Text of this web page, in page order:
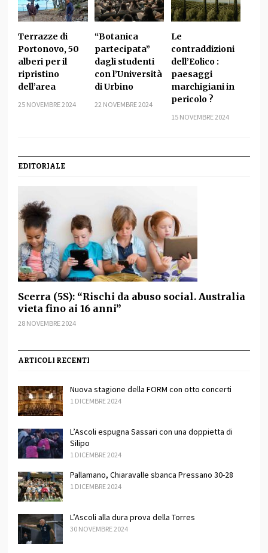
Terrazze di
Portonovo, 50
alberi per il
ripristino
dell’area
25 NOVEMBRE 2024
“Botanica
partecipata”
dagli studenti
con l’Università
di Urbino
22 NOVEMBRE 2024
Le
contraddizioni
dell’Eolico :
paesaggi
marchigiani in
pericolo ?
15 NOVEMBRE 2024
EDITORIALE
Scerra (5S): “Rischi da abuso social. Australia
vieta fino ai 16 anni”
28 NOVEMBRE 2024
ARTICOLI RECENTI
Nuova stagione della FORM con otto concerti
1 DICEMBRE 2024
L’Ascoli espugna Sassari con una doppietta di
Silipo
1 DICEMBRE 2024
Pallamano, Chiaravalle sbanca Pressano 30-28
1 DICEMBRE 2024
L’Ascoli alla dura prova della Torres
30 NOVEMBRE 2024